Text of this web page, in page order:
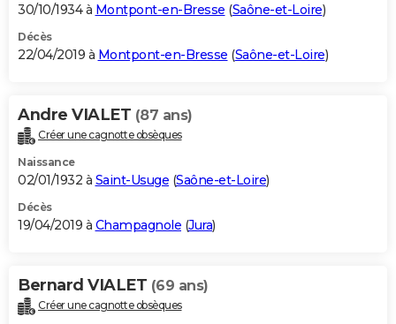
30/10/1934 à Montpont-en-Bresse (Saône-et-Loire)
Décès
22/04/2019 à Montpont-en-Bresse (Saône-et-Loire)
Andre VIALET (87 ans)
Créer une cagnotte obsèques
Naissance
02/01/1932 à Saint-Usuge (Saône-et-Loire)
Décès
19/04/2019 à Champagnole (Jura)
Bernard VIALET (69 ans)
Créer une cagnotte obsèques